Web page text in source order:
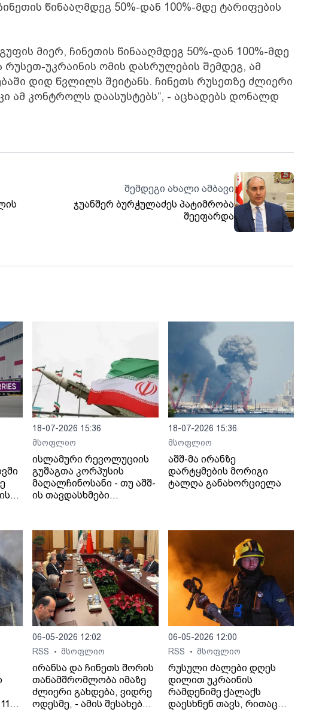
წინააღმდეგ 50%-დან 100%-მდე ტარიფების
მიერ, ჩინეთის წინააღმდეგ 50%-დან 100%-მდე
უკრაინის ომის დასრულების შემდეგ, ამ
დიდ წვლილს შეიტანს. ჩინეთს რუსეთზე ძლიერი
ამ კონტროლს დაასუსტებს“, - აცხადებს დონალდ
შემდეგი ახალი ამბავი
ჯუანშერ ბურჭულაძეს პატიმრობა
შეეფარდა
18-07-2026 15:36
მსოფლიო
ისლამური რევოლუციის
გუშაგთა კორპუსის
მაღალჩინოსანი - თუ აშშ-
ის თავდასხმები
შეტევითი ოპერაციების
ფაზაში გადავალთ.
18-07-2026 15:36
მსოფლიო
აშშ-მა ირანზე
დარტყმების მორიგი
ტალღა განახორციელა
06-05-2026 12:02
RSS
• მსოფლიო
ირანსა და ჩინეთს შორის
თანამშრომლობა იმაზე
ძლიერი გახდება, ვიდრე
ოდესმე, - ამის შესახებ
06-05-2026 12:00
RSS
• მსოფლიო
რუსული ძალები დღეს
დილით უკრაინის
რამდენიმე ქალაქს
დაესხნენ თავს, რითაც